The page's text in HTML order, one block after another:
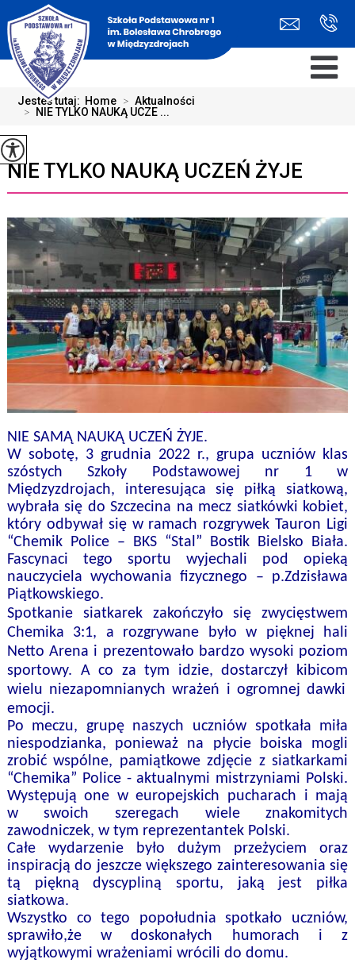
Jesteś tutaj: Home > Aktualności
>
NIE TYLKO NAUKĄ UCZE ...
NIE TYLKO NAUKĄ UCZEŃ ŻYJE
NIE SAMĄ NAUKĄ UCZEŃ ŻYJE.
W sobotę, 3 grudnia 2022 r., grupa uczniów klas
szóstych Szkoły Podstawowej nr 1 w
Międzyzdrojach, interesująca się piłką siatkową,
wybrała się do Szczecina na mecz siatkówki kobiet,
który odbywał się w ramach rozgrywek Tauron Ligi
“Chemik Police – BKS “Stal” Bostik Bielsko Biała.
Fascynaci tego sportu wyjechali pod opieką
nauczyciela wychowania fizycznego – p.Zdzisława
Piątkowskiego.
Spotkanie siatkarek zakończyło się zwycięstwem
Chemika 3:1, a rozgrywane było w pięknej hali
Netto Arena i prezentowało bardzo wysoki poziom
sportowy. A co za tym idzie, dostarczył kibicom
wielu niezapomnianychwrażeń i ogromnej dawki
emocji.
Po meczu, grupę naszych uczniów spotkała miła
niespodzianka, ponieważ na płycie boiska mogli
zrobić wspólne, pamiątkowe zdjęcie z siatkarkami
“Chemika” Police - aktualnymi mistrzyniami Polski.
Występują one w europejskich pucharach i mają
w swoich szeregach wiele znakomitych
zawodniczek, w tym reprezentantek Polski.
Całe wydarzenie było dużym przeżyciem oraz
inspiracją do jeszcze większego zainteresowania się
tą piękną dyscypliną sportu, jaką jest piłka
siatkowa.
Wszystko co tego popołudnia spotkało uczniów,
sprawiło,że w doskonałych humorach i z
wyjątkowymi wrażeniami wrócili do domu.